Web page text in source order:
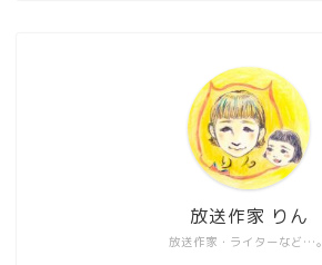
放送作家・ライターなど…。
放送作家 りん